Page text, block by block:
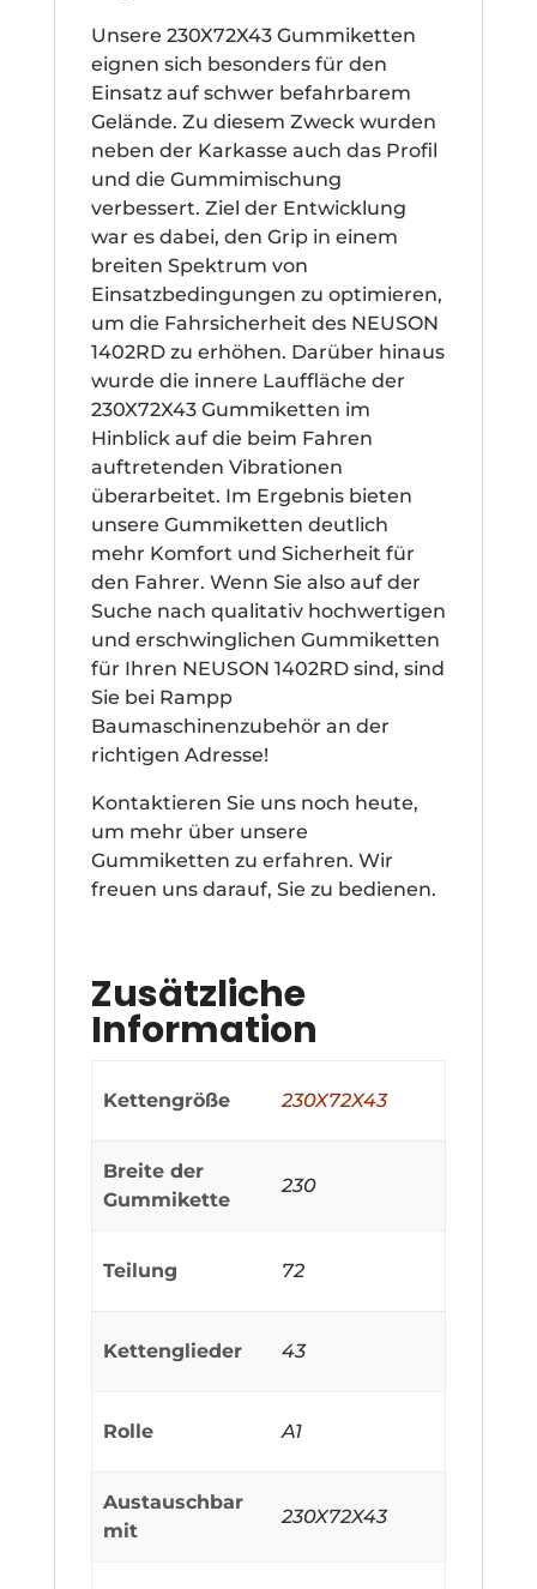
Unsere 230X72X43 Gummiketten
eignen sich besonders für den
Einsatz auf schwer befahrbarem
Gelände. Zu diesem Zweck wurden
neben der Karkasse auch das Profil
und die Gummimischung
verbessert. Ziel der Entwicklung
war es dabei, den Grip in einem
breiten Spektrum von
Einsatzbedingungen zu optimieren,
um die Fahrsicherheit des NEUSON
1402RD zu erhöhen. Darüber hinaus
wurde die innere Lauffläche der
230X72X43 Gummiketten im
Hinblick auf die beim Fahren
auftretenden Vibrationen
überarbeitet. Im Ergebnis bieten
unsere Gummiketten deutlich
mehr Komfort und Sicherheit für
den Fahrer. Wenn Sie also auf der
Suche nach qualitativ hochwertigen
und erschwinglichen Gummiketten
für Ihren NEUSON 1402RD sind, sind
Sie bei Rampp
Baumaschinenzubehör an der
richtigen Adresse!
Kontaktieren Sie uns noch heute,
um mehr über unsere
Gummiketten zu erfahren. Wir
freuen uns darauf, Sie zu bedienen.
Zusätzliche
Information
Kettengröße 230X72X43
Breite der
Gummikette
230
Teilung 72
Kettenglieder 43
Rolle A1
Austauschbar
mit
230X72X43